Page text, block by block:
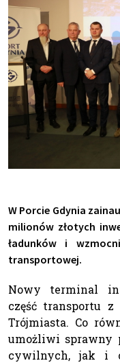
W Porcie Gdynia
milionów złotych
ładunków i
transportowej.
Nowy terminal
część transportu
Trójmiasta. Co
umożliwi sprawny
cywilnych, jak i